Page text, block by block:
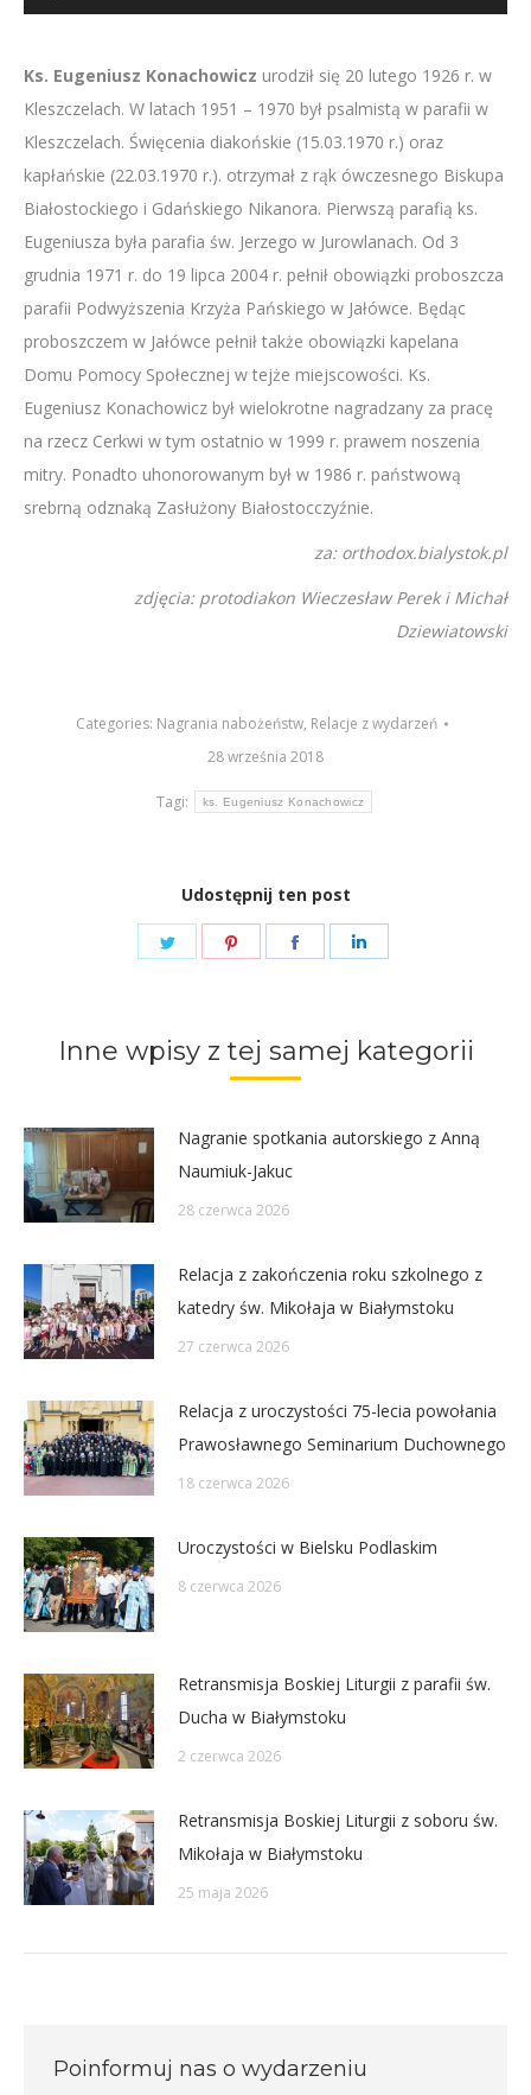
plików
Ks. Eugeniusz Konachowicz urodził się 20 lutego 1926 r. w
Kleszczelach. W latach 1951 – 1970 był psalmistą w parafii w
Kleszczelach. Święcenia diakońskie (15.03.1970 r.) oraz
kapłańskie (22.03.1970 r.). otrzymał z rąk ówczesnego Biskupa
Białostockiego i Gdańskiego Nikanora. Pierwszą parafią ks.
Eugeniusza była parafia św. Jerzego w Jurowlanach. Od 3
grudnia 1971 r. do 19 lipca 2004 r. pełnił obowiązki proboszcza
parafii Podwyższenia Krzyża Pańskiego w Jałówce. Będąc
proboszczem w Jałówce pełnił także obowiązki kapelana
Domu Pomocy Społecznej w tejże miejscowości. Ks.
Eugeniusz Konachowicz był wielokrotne nagradzany za pracę
na rzecz Cerkwi w tym ostatnio w 1999 r. prawem noszenia
mitry. Ponadto uhonorowanym był w 1986 r. państwową
srebrną odznaką Zasłużony Białostocczyźnie.
za: orthodox.bialystok.pl
zdjęcia: protodiakon Wieczesław Perek i Michał
Dziewiatowski
Categories: Nagrania nabożeństw, Relacje z wydarzeń
28 września 2018
Tagi: ks. Eugeniusz Konachowicz
Udostępnij ten post
Share
Share
Share
Inne wpisy z tej samej kategorii
Nagranie spotkania autorskiego z Anną
Naumiuk-Jakuc
28 czerwca 2026
Relacja z zakończenia roku szkolnego z
katedry św. Mikołaja w Białymstoku
27 czerwca 2026
Relacja z uroczystości 75-lecia powołania
Prawosławnego Seminarium Duchownego
18 czerwca 2026
Uroczystości w Bielsku Podlaskim
8 czerwca 2026
Retransmisja Boskiej Liturgii z parafii św.
Ducha w Białymstoku
2 czerwca 2026
Retransmisja Boskiej Liturgii z soboru św.
Mikołaja w Białymstoku
25 maja 2026
Poinformuj nas o wydarzeniu